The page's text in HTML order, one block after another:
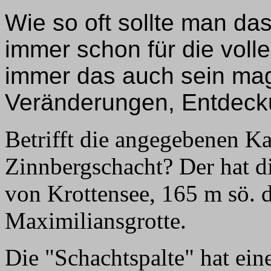
Wie so oft sollte man
immer schon für die
immer das auch sein
Veränderungen,
Betrifft die angegebenen
Zinnbergschacht? Der hat
von Krottensee, 165 m sö.
Maximiliansgrotte.
Die "Schachtspalte" hat